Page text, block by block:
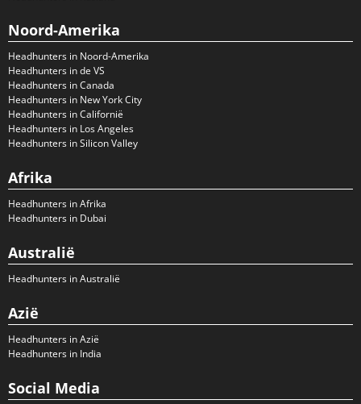
Noord-Amerika
Headhunters in Noord-Amerika
Headhunters in de VS
Headhunters in Canada
Headhunters in New York City
Headhunters in Californië
Headhunters in Los Angeles
Headhunters in Silicon Valley
Afrika
Headhunters in Afrika
Headhunters in Dubai
Australië
Headhunters in Australië
Azië
Headhunters in Azië
Headhunters in India
Social Media